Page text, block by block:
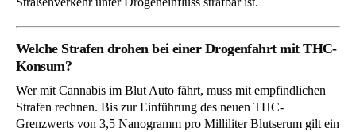
Welche Strafen drohen bei einer Drogenfahrt mit THC-
Konsum?
Wer mit Cannabis im Blut Auto fährt, muss mit empfindlichen
Strafen rechnen. Bis zur Einführung des neuen THC-
Grenzwerts von 3,5 Nanogramm pro Milliliter Blutserum gilt ein